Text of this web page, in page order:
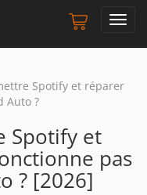
Spotify et réparer
Auto ?
Spotify et
pas
? [2026]